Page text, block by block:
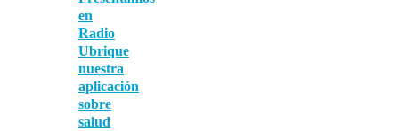
en
Radio
Ubrique
nuestra
aplicación
sobre
salud